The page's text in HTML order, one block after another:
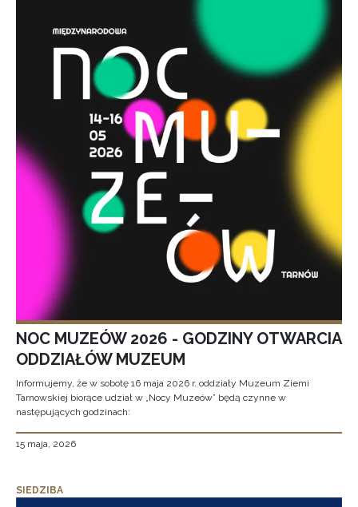
NOC MUZEÓW 2026 - GODZINY OTWARCIA
ODDZIAŁÓW MUZEUM
Informujemy, że w sobotę 16 maja 2026 r. oddziały Muzeum Ziemi
Tarnowskiej biorące udział w „Nocy Muzeów” będą czynne w
następujących godzinach:
15 maja, 2026
SIEDZIBA